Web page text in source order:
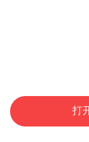
的大树成片倒
打